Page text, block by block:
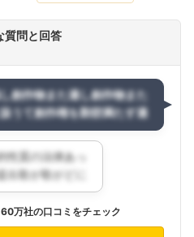
質問と回答
万社の口コミをチェック